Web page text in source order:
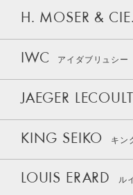
H. MOSER & CIE.
IWC アイダブリュシー
JAEGER
KING SEIKO キン
LOUIS ERARD ル